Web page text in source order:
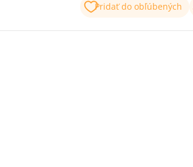
Pridať do obľúbených